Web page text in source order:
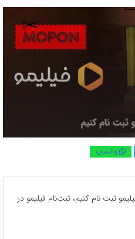
واتساپ
ثبت نام کنیم، ثبت‌نام فیلیمو در